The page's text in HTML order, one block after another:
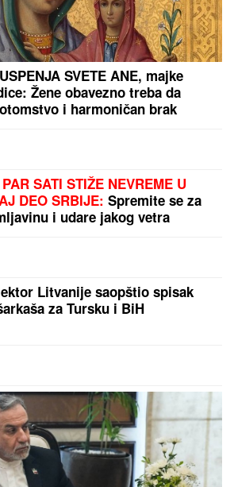
ZATEZANJA STOMAKAŽena
NA AUTO-PUTU KOD NIŠA
se automobil, saobraćaj
(VIDEO)